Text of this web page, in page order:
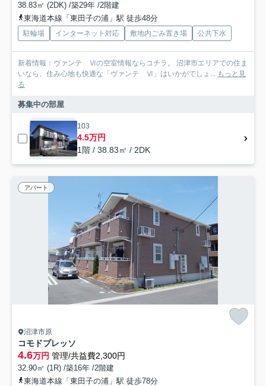
38.83㎡ (2DK) /築29年 /2階建
東海道本線「東田子の浦」駅 徒歩48分
駐輪場 インターネット対応 敷地内ごみ置き場 公共下水
新着情報：ヴァンテ Ⅵの空室情報ならコチラ。 沼津市エリアでの住ま
いなら、住み心地も快適な「ヴァンテ Ⅵ」はいかがでしょ... もっと見
る
募集中の部屋
103
4.5万円
1階 / 38.83㎡ / 2DK
アパート
沼津市原
コモドプレッソ
4.6万円 管理/共益費2,300円
32.90㎡ (1R) /築16年 /2階建
東海道本線「東田子の浦」駅 徒歩78分